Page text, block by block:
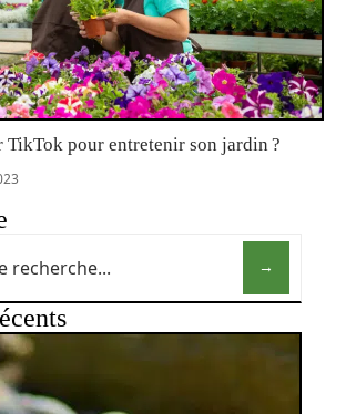
pour entretenir son jardin ?